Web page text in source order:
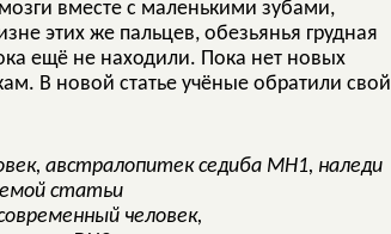
вместе с маленькими зубами,
этих же пальцев, обезьянья грудная
ещё не находили. Пока нет новых
В новой статье учёные обратили свой
человек,